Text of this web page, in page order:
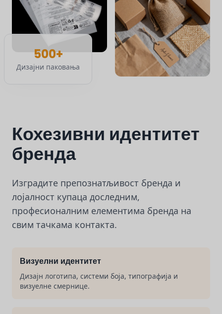
500+
Дизајни паковања
Кохезивни идентитет
бренда
Изградите препознатљивост бренда и
лојалност купаца доследним,
професионалним елементима бренда на
свим тачкама контакта.
Визуелни идентитет
Дизајн логотипа, системи боја, типографија и
визуелне смернице.